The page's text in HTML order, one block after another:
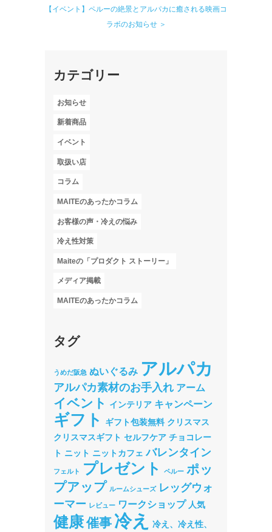
【イベント】ペルーの絶景とアルパカに癒される映画コ
ラボのお知らせ ＞
カテゴリー
お知らせ
新着商品
イベント
取扱い店
コラム
MAITEのあったかコラム
お客様の声・冷えの悩み
冷え性対策
Maiteの「プロダクト ストーリー」
メディア掲載
MAITEのあったかコラム
タグ
うめだ阪急 ぬいぐるみ アルパカ
アルパカ素材のお手入れ アーム
イベント インテリア キャンペーン
ギフト ギフト包装無料 クリスマス
クリスマスギフト セルフケア チョコレー
ト ニット ニットカフェ バレンタイン
フェルト プレゼント ペルー ポッ
プアップ ルームシューズ レッグウォ
ーマー レビュー ワークショップ 人気
健康催事 冷え
冷え、冷え性、